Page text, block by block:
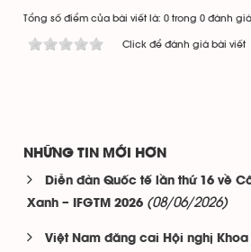
Tổng số điểm của bài viết là: 0 trong 0 đánh giá
Click để đánh giá bài viết
NHỮNG TIN MỚI HƠN
Diễn đàn Quốc tế lần thứ 16 về
Xanh – IFGTM 2026 (08/06/2026)
Việt Nam đăng cai Hội nghị